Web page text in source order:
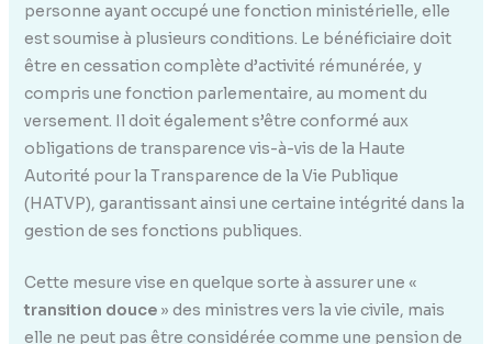
personne ayant occupé une fonction ministérielle, elle
est soumise à plusieurs conditions. Le bénéficiaire doit
être en cessation complète d’activité rémunérée, y
compris une fonction parlementaire, au moment du
versement. Il doit également s’être conformé aux
obligations de transparence vis-à-vis de la Haute
Autorité pour la Transparence de la Vie Publique
(HATVP), garantissant ainsi une certaine intégrité dans la
gestion de ses fonctions publiques.
Cette mesure vise en quelque sorte à assurer une «
transition douce» des ministres vers la vie civile, mais
elle ne peut pas être considérée comme une pension de